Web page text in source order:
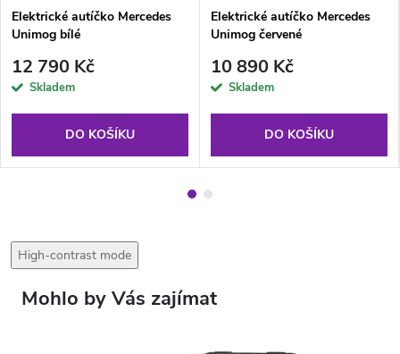
Elektrické autíčko Mercedes
Unimog bílé
12 790 Kč
Skladem
DO KOŠÍKU
Elektrické autíčko Mercedes
Unimog červené
10 890 Kč
Skladem
DO KOŠÍKU
High-contrast mode